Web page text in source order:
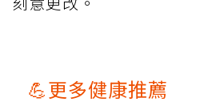
💪更多健康推薦